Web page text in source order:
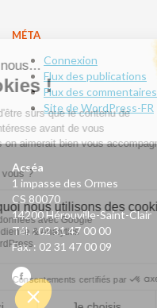
MÉTA
Connexion
Flux des publications
Flux des commentaires
Site de WordPress-FR
Acséa
1 impasse des Ormes
CS 80070
14200 Hérouville-Saint-Clair
Tél. : 02 31 47 00 00
Fax. : 02 31 47 00 09